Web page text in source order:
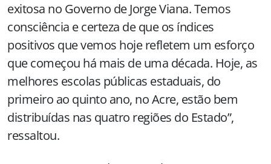
exitosa no Governo de Jorge Viana. Temos
consciência e certeza de que os índices
positivos que vemos hoje refletem um esforço
que começou há mais de uma década. Hoje, as
melhores escolas públicas estaduais, do
primeiro ao quinto ano, no Acre, estão bem
distribuídas nas quatro regiões do Estado”,
ressaltou.